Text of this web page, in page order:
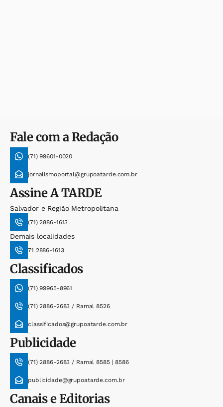
Fale com a Redação
(71) 99601-0020
jornalismoportal@grupoatarde.com.br
AssineA TARDE
Salvador e Região Metropolitana
(71) 2886-1613
Demais localidades
71 2886-1613
Classificados
(71) 99965-8961
(71) 2886-2683 / Ramal 8526
classificados@grupoatarde.com.br
Publicidade
(71) 2886-2683 / Ramal 8585 | 8586
publicidade@grupoatarde.com.br
Canais e Editorias